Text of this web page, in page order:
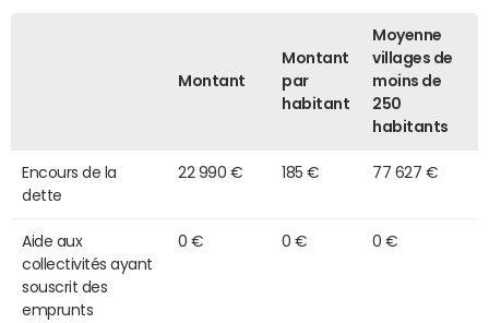
Montant
Montant
par
habitant
Moyenne
villages de
moins de
250
habitants
Encours de la
dette
22 990 € 185 € 77 627 €
Aide aux
collectivités ayant
souscrit des
emprunts
0 € 0 € 0 €